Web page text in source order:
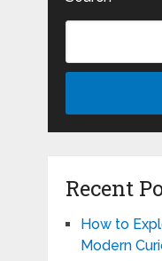
Recent
How to
Modern